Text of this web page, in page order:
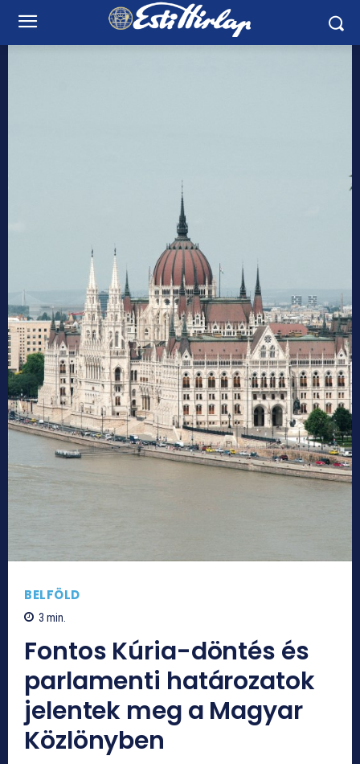
BELFÖLD
3 min.
Fontos Kúria-döntés és
parlamenti határozatok
jelentek meg a Magyar
Közlönyben